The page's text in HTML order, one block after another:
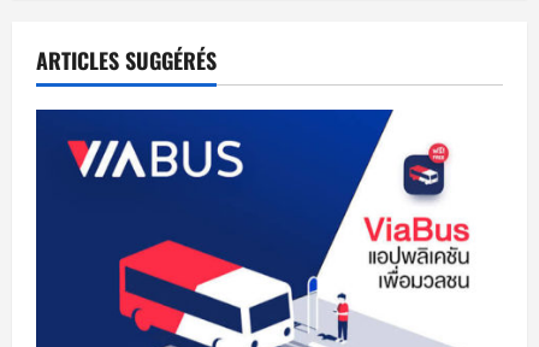
t
i
ARTICLES SUGGÉRÉS